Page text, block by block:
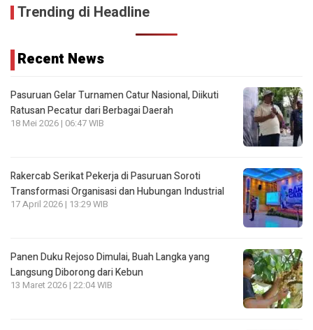
Trending di Headline
Recent News
Pasuruan Gelar Turnamen Catur Nasional, Diikuti
Ratusan Pecatur dari Berbagai Daerah
18 Mei 2026 | 06:47 WIB
Rakercab Serikat Pekerja di Pasuruan Soroti
Transformasi Organisasi dan Hubungan Industrial
17 April 2026 | 13:29 WIB
Panen Duku Rejoso Dimulai, Buah Langka yang
Langsung Diborong dari Kebun
13 Maret 2026 | 22:04 WIB